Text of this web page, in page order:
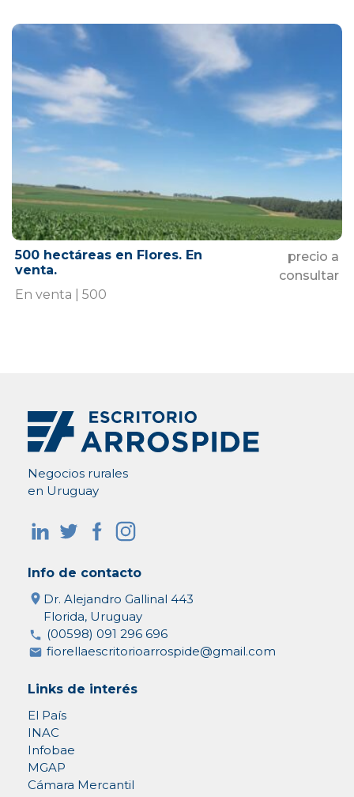
500 hectáreas en Flores. En
venta.
precio a
consultar
En venta | 500
Negocios rurales
en Uruguay
Info de contacto
Dr. Alejandro Gallinal 443
Florida, Uruguay
(00598) 091 296 696
fiorellaescritorioarrospide@gmail.com
Links de interés
El País
INAC
Infobae
MGAP
Cámara Mercantil